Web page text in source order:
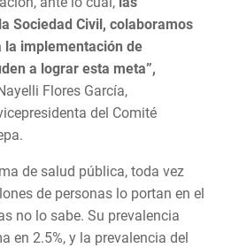
Sociedad Civil, colaboramos
la implementación de
a lograr esta meta”,
Flores García,
del Comité
de salud pública, toda vez
de personas lo portan en el
no lo sabe. Su prevalencia
en 2.5%, y la prevalencia del